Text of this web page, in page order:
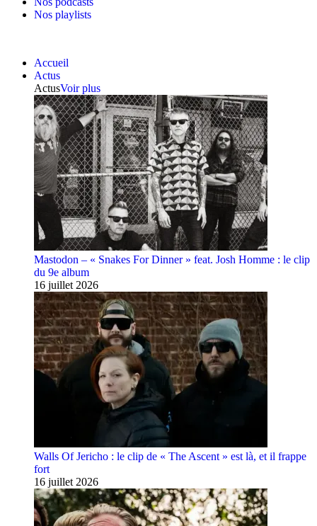
Nos playlists
Accueil
Actus
ActusVoir plus
Mastodon – « Snakes For Dinner » feat. Josh Homme : le clip
du 9e album
16 juillet 2026
Walls Of Jericho : le clip de « The Ascent » est là, et il frappe
fort
16 juillet 2026